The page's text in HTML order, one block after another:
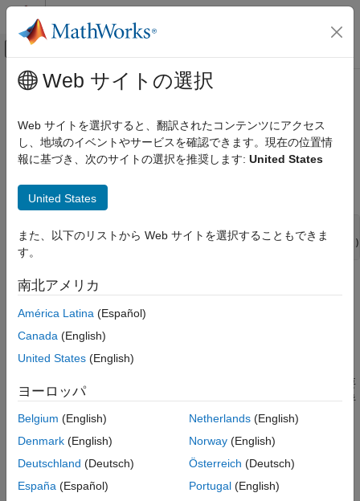
コンテンツへスキップ
オフキャンバス ナビゲーション メ
ドキュメンテーションのホーム
外部言語インターフェイス
MATLAB での C
mxSetComplexSingles (C)
C 構文
入力引数
API バージョン
バージョン履歴
メインコンテンツ
mxSetComplexSingles (C)
mxSINGLE_CLASS 配列内に複素数データ要素を設定
C 構文
#include "matrix.h"
int mxSetComplexSingles(mxArray *pa, mxComplexSingle
説明
mxSetComplexSinglesを使用して、指定された配列内に
mxComplexSingle
* のすべての関数が、データ保持のためにヒープ領域を
割り当てます。そのため、通常は、この関数を使用して配列の要
素を初期化することはありません。その代わりに、この関数を呼
び出して既存の値を新しい値に置換します。
入力引数
すべて展開する
Web サイトの選択
Web サイトを選択すると、翻訳されたコンテンツにアクセス
し、地域のイベントやサービスを確認できます。現在の位置情
報に基づき、次のサイトの選択を推奨します: United States
United States
また、以下のリストから Web サイトを選択することもできま
す。
南北アメリカ
América Latina (Español)
Canada (English)
United States (English)
ヨーロッパ
Belgium (English)
Denmark (English)
Deutschland (Deutsch)
España (Español)
Netherlands(English)
Norway(English)
Österreich (Deutsch)
Portugal(English)